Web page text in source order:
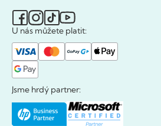
U nás můžete platit:
Jsme hrdý partner: